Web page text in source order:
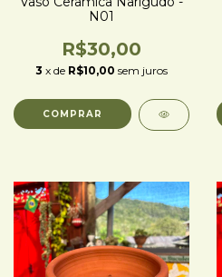
N01
R$30,00
3 x de R$10,00 sem juros